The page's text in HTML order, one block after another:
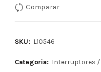
Comparar
SKU: L10546
Categoria: Interruptores /